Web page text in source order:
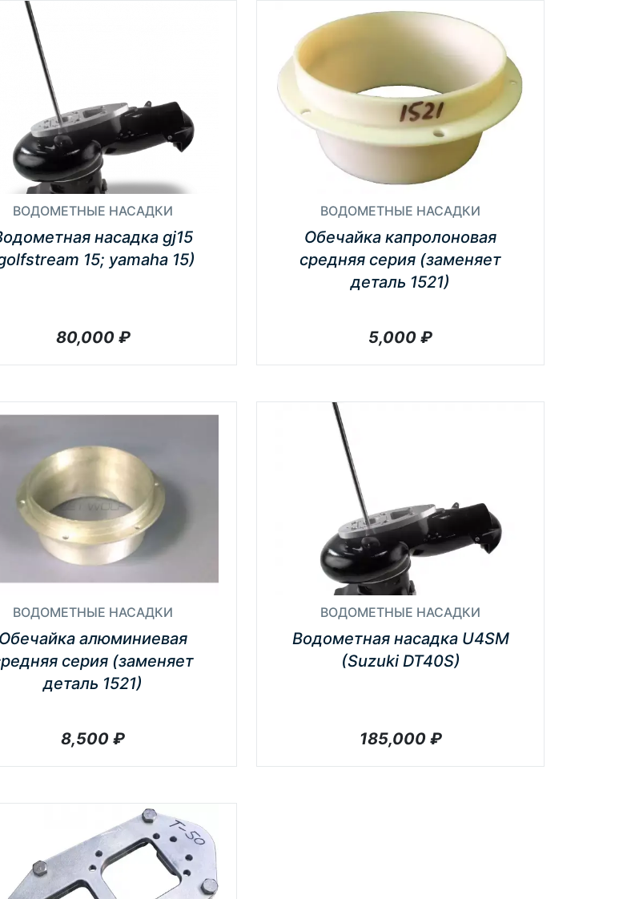
ВОДОМЕТНЫЕ НАСАДКИ
насадка gj15
15; yamaha 15)
80,000₽
ВОДОМЕТНЫЕ НАСАДКИ
Обечайка капролоновая
средняя серия (заменяет
деталь 1521)
5,000 ₽
ВОДОМЕТНЫЕ НАСАДКИ
Обечайка алюминиевая
серия (заменяет
деталь 1521)
8,500 ₽
ВОДОМЕТНЫЕ НАСАДКИ
Водометная насадка U4SM
(Suzuki DT40S)
185,000₽